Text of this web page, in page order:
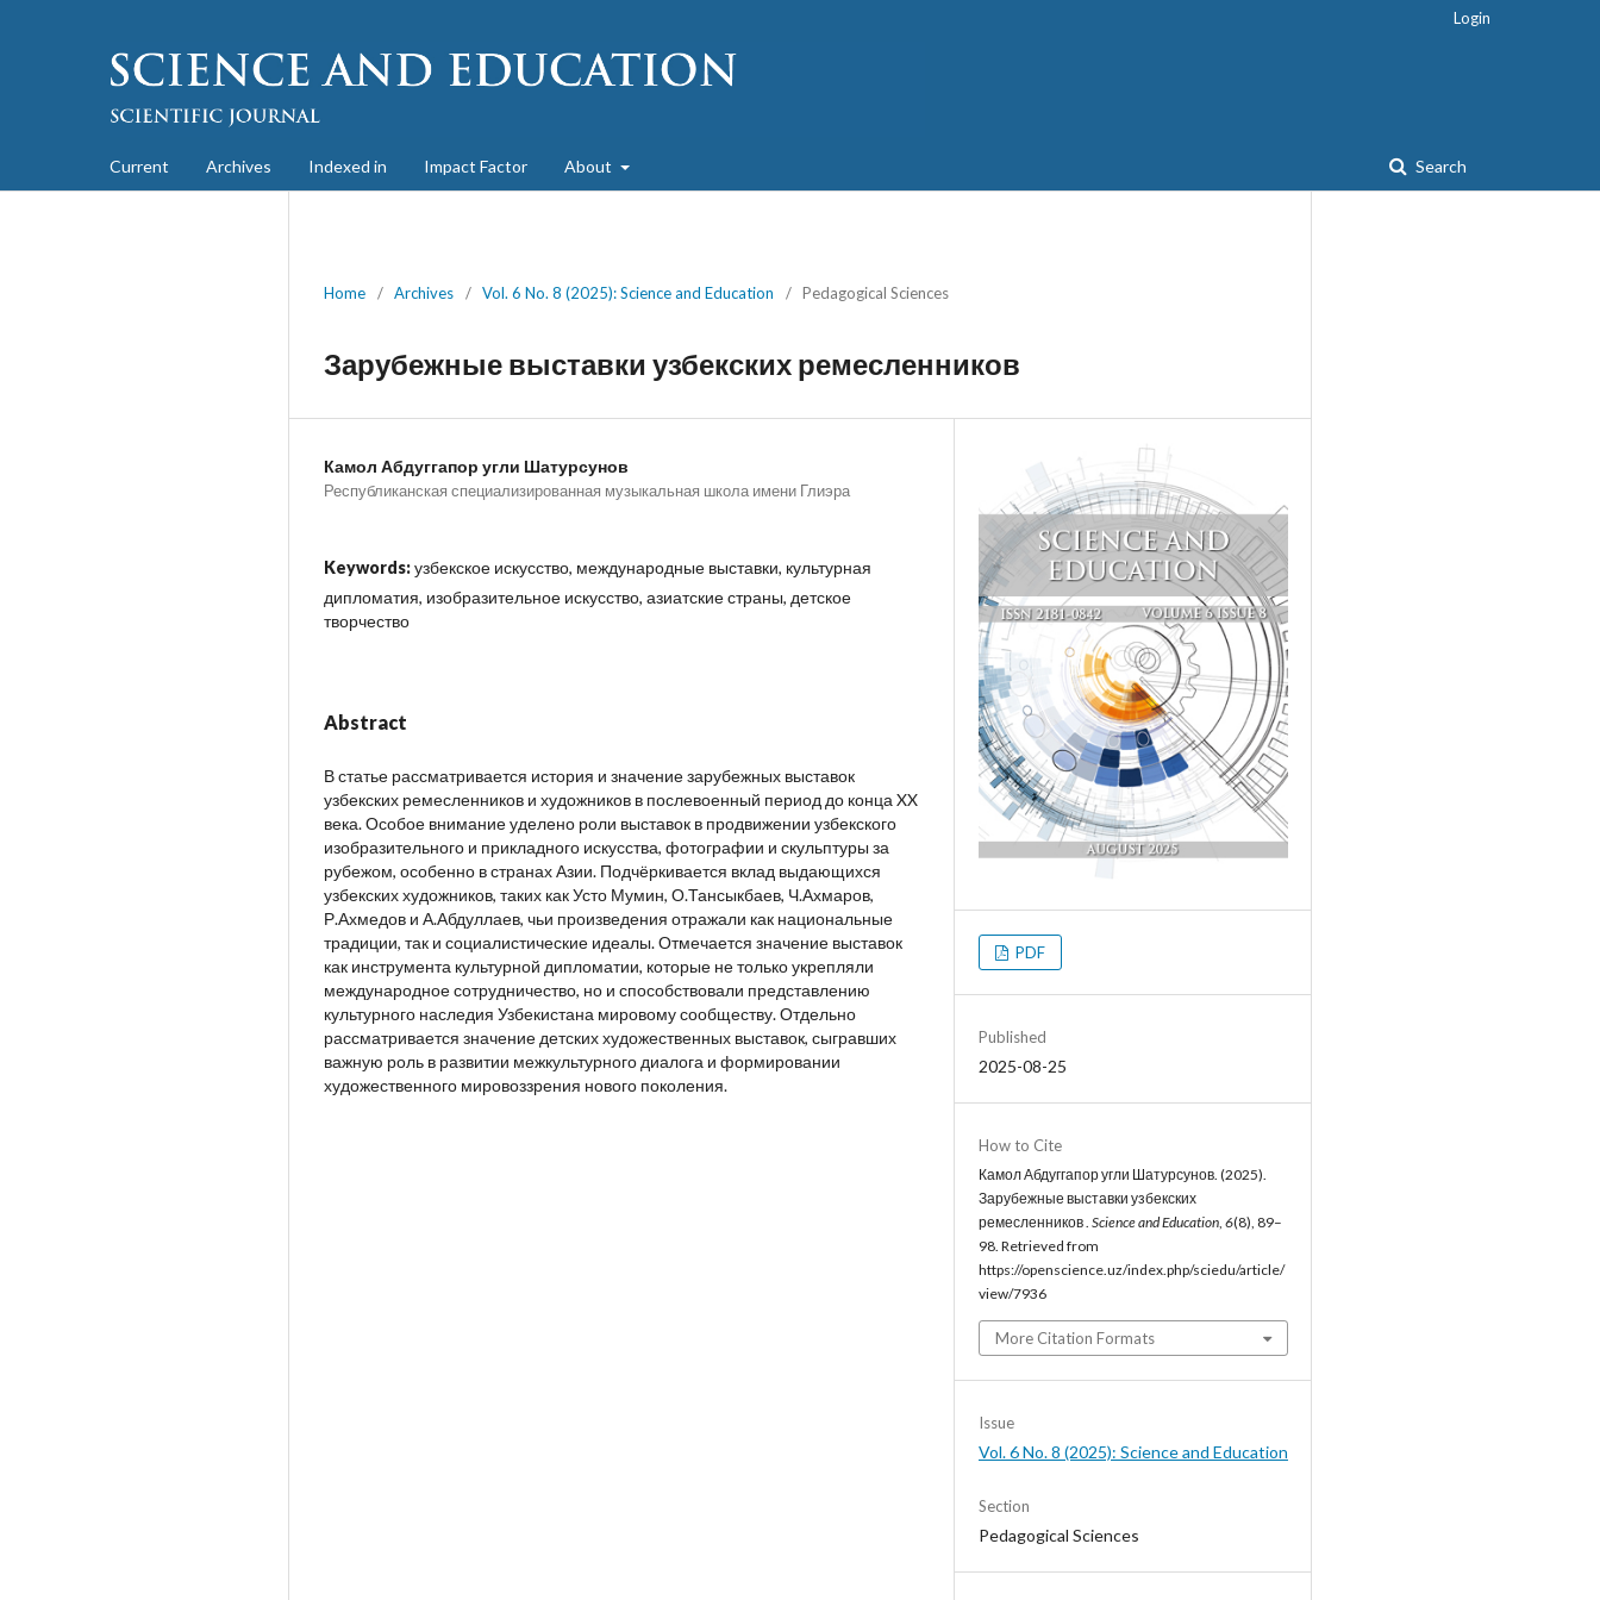
Current Archives Indexed in Impact Factor About Search
Login
Home / Archives / Vol. 6 No. 8 (2025): Science and Education / Pedagogical Sciences
Зарубежные выставки узбекских ремесленников
Камол Абдуггапор угли Шатурсунов
Республиканская специализированная музыкальная школа имени Глиэра
Keywords:узбекское искусство, международные выставки, культурная
дипломатия, изобразительное искусство, азиатские страны, детское
творчество
Abstract
В статье рассматривается история и значение зарубежных выставок
узбекских ремесленников и художников в послевоенный период до конца XX
века. Особое внимание уделено роли выставок в продвижении узбекского
изобразительного и прикладного искусства, фотографии и скульптуры за
рубежом, особенно в странах Азии. Подчёркивается вклад выдающихся
узбекских художников, таких как Усто Мумин, О.Тансыкбаев, Ч.Ахмаров,
Р.Ахмедов и А.Абдуллаев, чьи произведения отражали как национальные
традиции, так и социалистические идеалы. Отмечается значение выставок
как инструмента культурной дипломатии, которые не только укрепляли
международное сотрудничество, но и способствовали представлению
культурного наследия Узбекистана мировому сообществу. Отдельно
рассматривается значение детских художественных выставок, сыгравших
важную роль в развитии межкультурного диалога и формировании
художественного мировоззрения нового поколения.
PDF
Published
2025-08-25
How to Cite
Камол Абдуггапор угли Шатурсунов. (2025).
Зарубежные выставки узбекских
ремесленников . Science and Education, 6(8), 89–
98. Retrieved from
https://openscience.uz/index.php/sciedu/article/
view/7936
More Citation Formats
Issue
Vol. 6 No. 8 (2025): Science and Education
Section
Pedagogical Sciences